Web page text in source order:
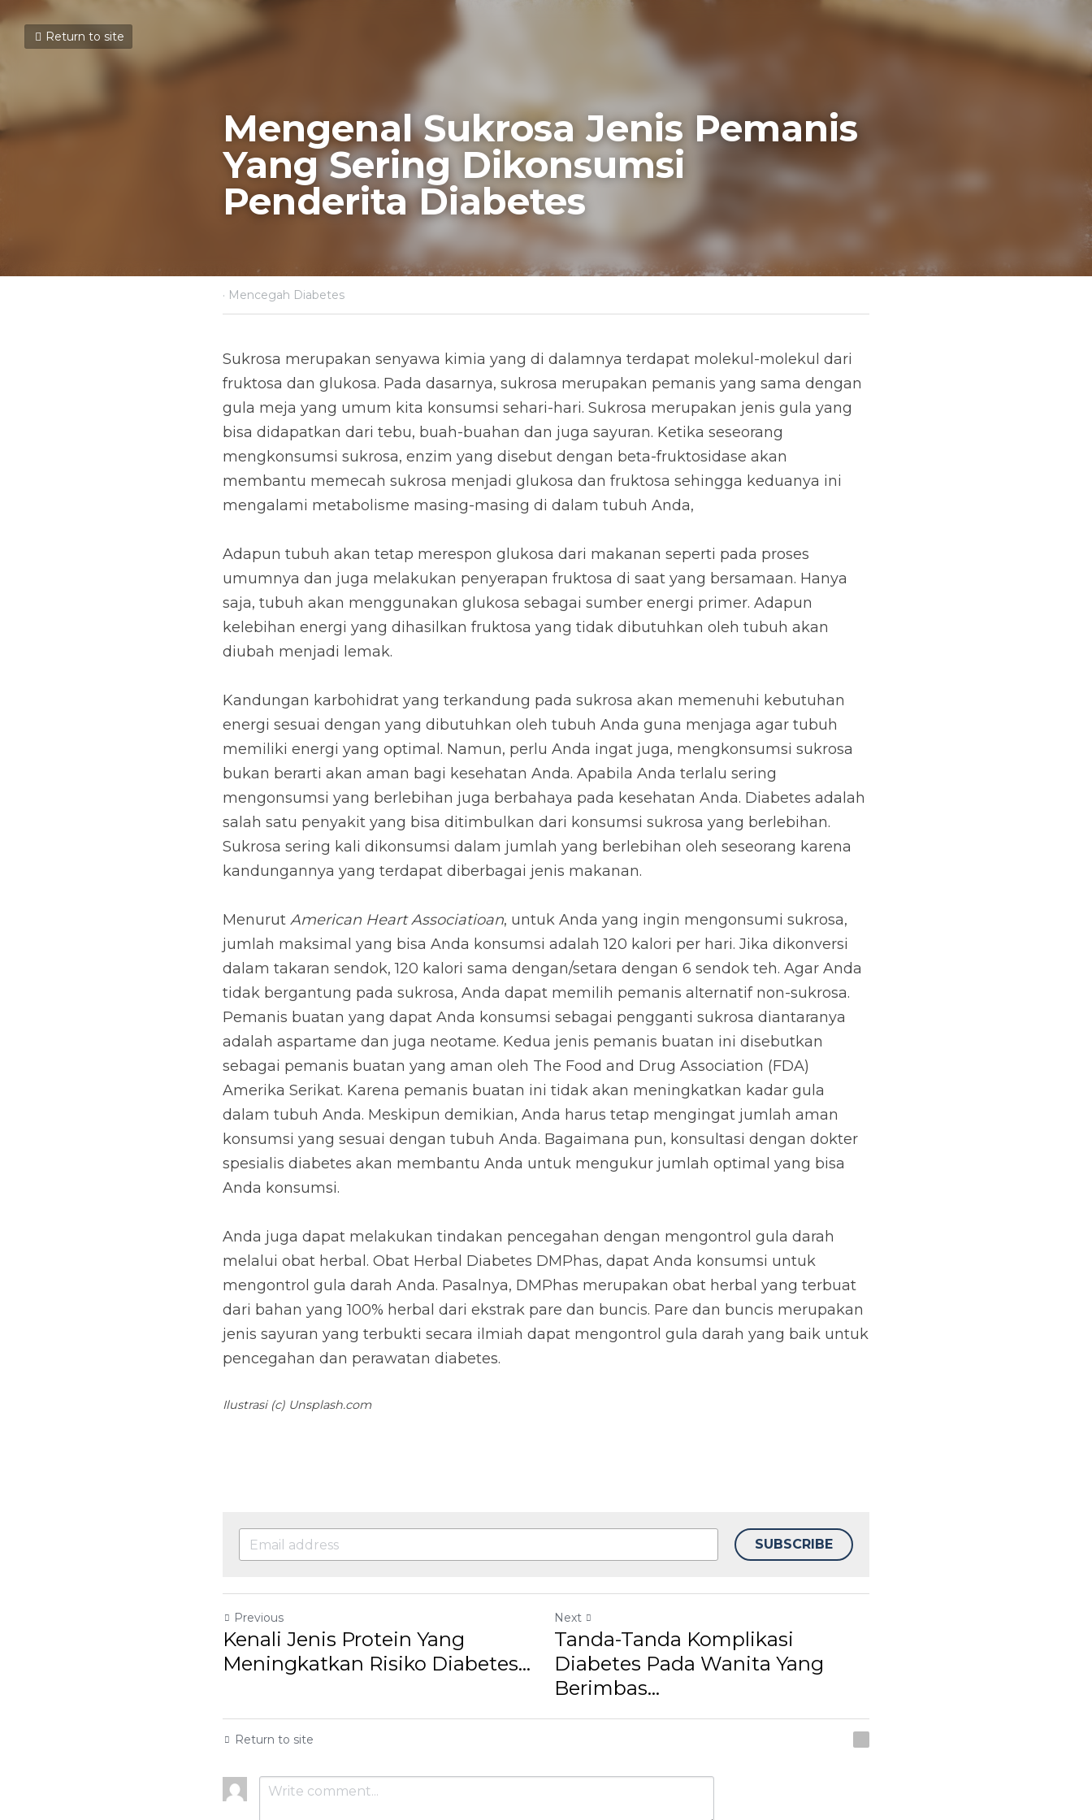
Return to site
Mengenal Sukrosa Jenis Pemanis
Yang Sering Dikonsumsi Penderita
Diabetes
December 28, 2020·Mencegah Diabetes
Sukrosa merupakan senyawa kimia yang di dalamnya terdapat molekul-molekul dari fruktosa
dan glukosa. Pada dasarnya, sukrosa merupakan pemanis yang sama dengan gula meja yang
umum kita konsumsi sehari-hari. Sukrosa merupakan jenis gula yang bisa didapatkan dari tebu,
buah-buahan dan juga sayuran. Ketika seseorang mengkonsumsi sukrosa, enzim yang disebut
dengan beta-fruktosidase akan membantu memecah sukrosa menjadi glukosa dan fruktosa
sehingga keduanya ini mengalami metabolisme masing-masing di dalam tubuh Anda,
juga melakukan penyerapan fruktosa di saat yang bersamaan. Hanya saja, tubuh akan
menggunakan glukosa sebagai sumber energi primer. Adapun kelebihan energi yang dihasilkan
fruktosa yang tidak dibutuhkan oleh tubuh akan diubah menjadi lemak.
Kandungan karbohidrat yang terkandung pada sukrosa akan memenuhi kebutuhan energi sesuai
optimal. Namun, perlu Anda ingat juga, mengkonsumsi sukrosa bukan berarti akan aman bagi
kesehatan Anda. Apabila Anda terlalu sering mengonsumsi yang berlebihan juga berbahaya pada
kesehatan Anda. Diabetes adalah salah satu penyakit yang bisa ditimbulkan dari konsumsi
sukrosa yang berlebihan. Sukrosa sering kali dikonsumsi dalam jumlah yang berlebihan oleh
seseorang karena kandungannya yang terdapat diberbagai jenis makanan.
Menurut American Heart Associatioan , untuk Anda yang ingin mengonsumi sukrosa, jumlah
maksimal yang bisa Anda konsumsi adalah 120 kalori per hari. Jika dikonversi dalam takaran
sukrosa, Anda dapat memilih pemanis alternatif non-sukrosa. Pemanis buatan yang dapat Anda
konsumsi sebagai pengganti sukrosa diantaranya adalah aspartame dan juga neotame. Kedua
jenis pemanis buatan ini disebutkan sebagai pemanis buatan yang aman oleh The Food and Drug
Association (FDA) Amerika Serikat. Karena pemanis buatan ini tidak akan meningkatkan kadar
gula dalam tubuh Anda. Meskipun demikian, Anda harus tetap mengingat jumlah aman konsumsi
yang sesuai dengan tubuh Anda. Bagaimana pun, konsultasi dengan dokter spesialis diabetes
akan membantu Anda untuk mengukur jumlah optimal yang bisa Anda konsumsi.
Anda juga dapat melakukan tindakan pencegahan dengan mengontrol gula darah melalui obat
herbal. Obat Herbal Diabetes DMPhas, dapat Anda konsumsi untuk mengontrol gula darah Anda.
Pasalnya, DMPhas merupakan obat herbal yang terbuat dari bahan yang 100% herbal dari
ekstrak pare dan buncis. Pare dan buncis merupakan jenis sayuran yang terbukti secara ilmiah
Ilustrasi (c) Unsplash.com
Submit